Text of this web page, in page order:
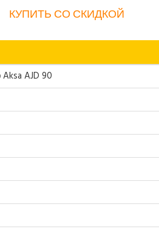
КУПИТЬ СО СКИДКОЙ
AJD 90